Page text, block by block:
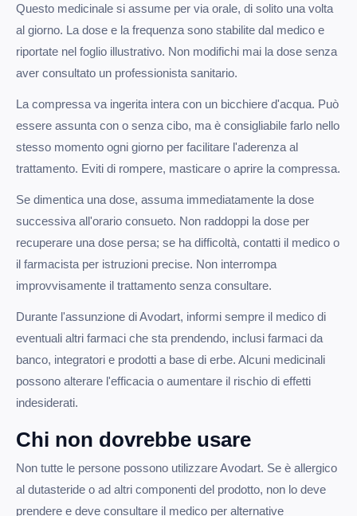
Questo medicinale si assume per via orale, di solito una volta
al giorno. La dose e la frequenza sono stabilite dal medico e
riportate nel foglio illustrativo. Non modifichi mai la dose senza
aver consultato un professionista sanitario.
La compressa va ingerita intera con un bicchiere d'acqua. Può
essere assunta con o senza cibo, ma è consigliabile farlo nello
stesso momento ogni giorno per facilitare l'aderenza al
trattamento. Eviti di rompere, masticare o aprire la compressa.
Se dimentica una dose, assuma immediatamente la dose
successiva all'orario consueto. Non raddoppi la dose per
recuperare una dose persa; se ha difficoltà, contatti il medico o
il farmacista per istruzioni precise. Non interrompa
improvvisamente il trattamento senza consultare.
Durante l'assunzione di Avodart, informi sempre il medico di
eventuali altri farmaci che sta prendendo, inclusi farmaci da
banco, integratori e prodotti a base di erbe. Alcuni medicinali
possono alterare l'efficacia o aumentare il rischio di effetti
indesiderati.
Chi non dovrebbe usare
Non tutte le persone possono utilizzare Avodart. Se è allergico
al dutasteride o ad altri componenti del prodotto, non lo deve
prendere e deve consultare il medico per alternative